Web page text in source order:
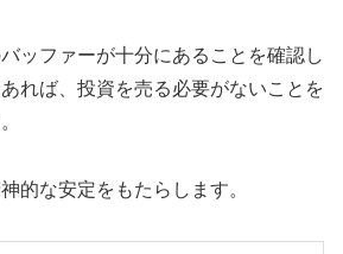
ッファーが十分にあることを確認し
れば、投資を売る必要がないことを
的な安定をもたらします。